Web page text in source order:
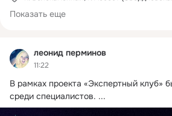
леонид перминов
11:22
В рамках проекта «Экспертный клуб»
среди специалистов. ...
Показать еще